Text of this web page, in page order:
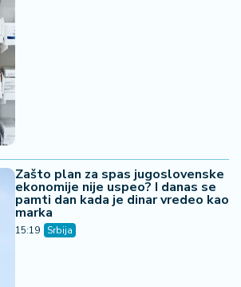
Zašto plan za spas jugoslovenske
ekonomije nije uspeo? I danas se
pamti dan kada je dinar vredeo kao
marka
15:19 Srbija